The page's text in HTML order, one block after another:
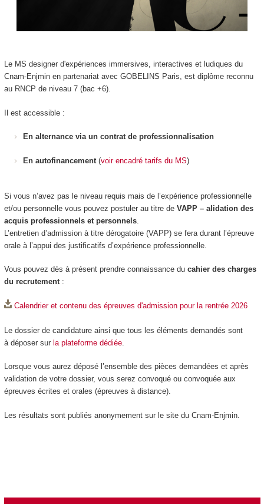
Le MS designer d'expériences immersives, interactives et ludiques du
Cnam-Enjmin en partenariat avec GOBELINS Paris, est diplôme reconnu
au RNCP de niveau 7 (bac +6).
Il est accessible :
En alternance via un contrat de professionnalisation
En autofinancement (voir encadré tarifs du MS)
Si vous n’avez pas le niveau requis mais de l’expérience professionnelle
et/ou personnelle vous pouvez postuler au titre de VAPP – alidation des
acquis professionnels et personnels.
L’entretien d’admission à titre dérogatoire (VAPP) se fera durant l’épreuve
orale à l’appui des justificatifs d’expérience professionnelle.
Vous pouvez dès à présent prendre connaissance du cahier des charges
du recrutement:
Calendrier et contenu des épreuves d'admission pour la rentrée 2026
Le dossier de candidature ainsi que tous les éléments demandés sont
à déposer sur la plateforme dédiée.
Lorsque vous aurez déposé l’ensemble des pièces demandées et après
validation de votre dossier, vous serez convoqué ou convoquée aux
épreuves écrites et orales (épreuves à distance).
Les résultats sont publiés anonymement sur le site du Cnam-Enjmin.